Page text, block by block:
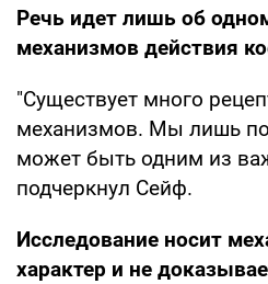
Речь идет лишь об
механизмов действия
"Существует много
механизмов. Мы лишь
может быть одним из
подчеркнул Сейф.
Исследование носит
характер и не